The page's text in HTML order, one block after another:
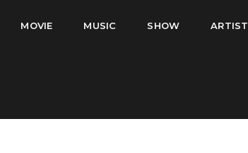
MOVIE MUSIC SHOW ARTIST